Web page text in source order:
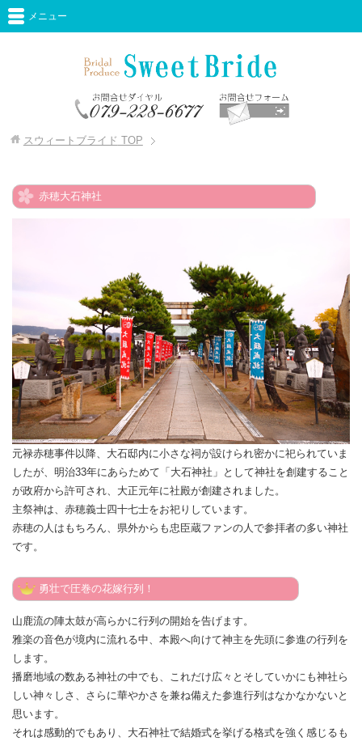
メニュー
スウィートブライド TOP
赤穂大石神社
元禄赤穂事件以降、大石邸内に小さな祠が設けられ密かに祀られていま
したが、明治33年にあらためて「大石神社」として神社を創建すること
が政府から許可され、大正元年に社殿が創建されました。
主祭神は、赤穂義士四十七士をお祀りしています。
赤穂の人はもちろん、県外からも忠臣蔵ファンの人で参拝者の多い神社
です。
勇壮で圧巻の花嫁行列！
山鹿流の陣太鼓が高らかに行列の開始を告げます。
雅楽の音色が境内に流れる中、本殿へ向けて神主を先頭に参進の行列を
します。
播磨地域の数ある神社の中でも、これだけ広々とそしていかにも神社ら
しい神々しさ、さらに華やかさを兼ね備えた参進行列はなかなかないと
思います。
それは感動的でもあり、大石神社で結婚式を挙げる格式を強く感じるも